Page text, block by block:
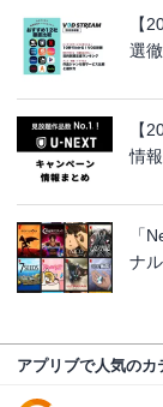
【
選
【
情報
「
ナ
アプリブで人気のカ